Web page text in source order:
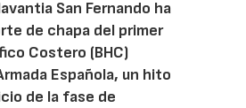
San Fernando ha
de chapa del primer
Costero (BHC)
Española, un hito
de la fase de